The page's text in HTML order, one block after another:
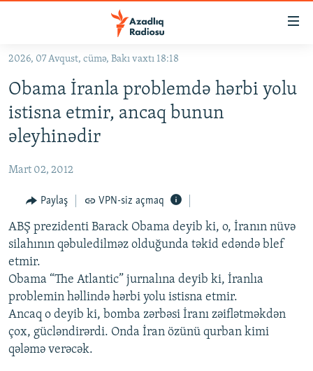
Əsas
qayıt
Əsas
naviqasiyaya
qayıt
KORRUPSIOMETR
#ƏSLINDƏ
FƏRQƏ BAX
QANUNI DOĞRU
ARAŞDIRMA
MULTIMEDIA
VIDEO
FOTOQALEREYA
İNFOQRAFIKA
KARIKATURA
RADIO ARXIV
OXU ZALI
AZƏRBAYCAN ƏDƏBIYYATI KITABXANASI
İSLAM VƏ DEMOKRATIYA
HAQQIMIZDA
MISSIYAMIZ
PEŞƏ ETIKASI VƏ JURNALISTIKA STANDARTLARIMIZ
BIZI IZLƏ
2026, 07 Avqust, cümə, Bakı vaxtı 18:18
Obama İranla problemdə hərbi yolu
istisna etmir, ancaq bunun
əleyhinədir
Mart 02, 2012
Paylaş VPN-siz açmaq
ABŞ prezidenti Barack Obama deyib ki, o, İranın nüvə
silahının qəbuledilməz olduğunda təkid edəndə blef
etmir.
Obama “The Atlantic” jurnalına deyib ki, İranlıa
problemin həllində hərbi yolu istisna etmir.
Ancaq o deyib ki, bomba zərbəsi İranı zəiflətməkdən
çox, gücləndirərdi. Onda İran özünü qurban kimi
qələmə verəcək.